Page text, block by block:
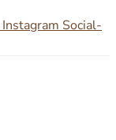
Instagram Social-